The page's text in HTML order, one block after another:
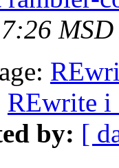
REwrite i
by: [